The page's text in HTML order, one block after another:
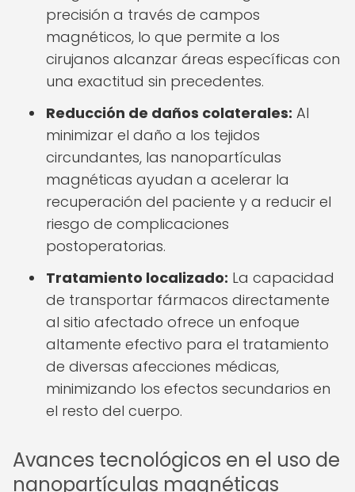
precisión a través de campos
magnéticos, lo que permite a los
cirujanos alcanzar áreas específicas con
una exactitud sin precedentes.
Reducción de daños colaterales: Al
minimizar el daño a los tejidos
circundantes, las nanopartículas
magnéticas ayudan a acelerar la
recuperación del paciente y a reducir el
riesgo de complicaciones
postoperatorias.
Tratamiento localizado: La capacidad
de transportar fármacos directamente
al sitio afectado ofrece un enfoque
altamente efectivo para el tratamiento
de diversas afecciones médicas,
minimizando los efectos secundarios en
el resto del cuerpo.
Avances tecnológicos en el uso de
nanopartículas magnéticas